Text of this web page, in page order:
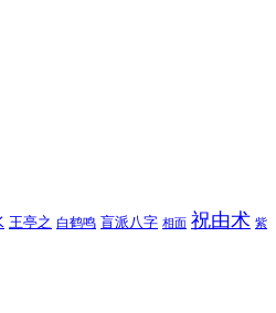
王亭之 白鹤鸣 盲派八字 相面 祝由术 紫